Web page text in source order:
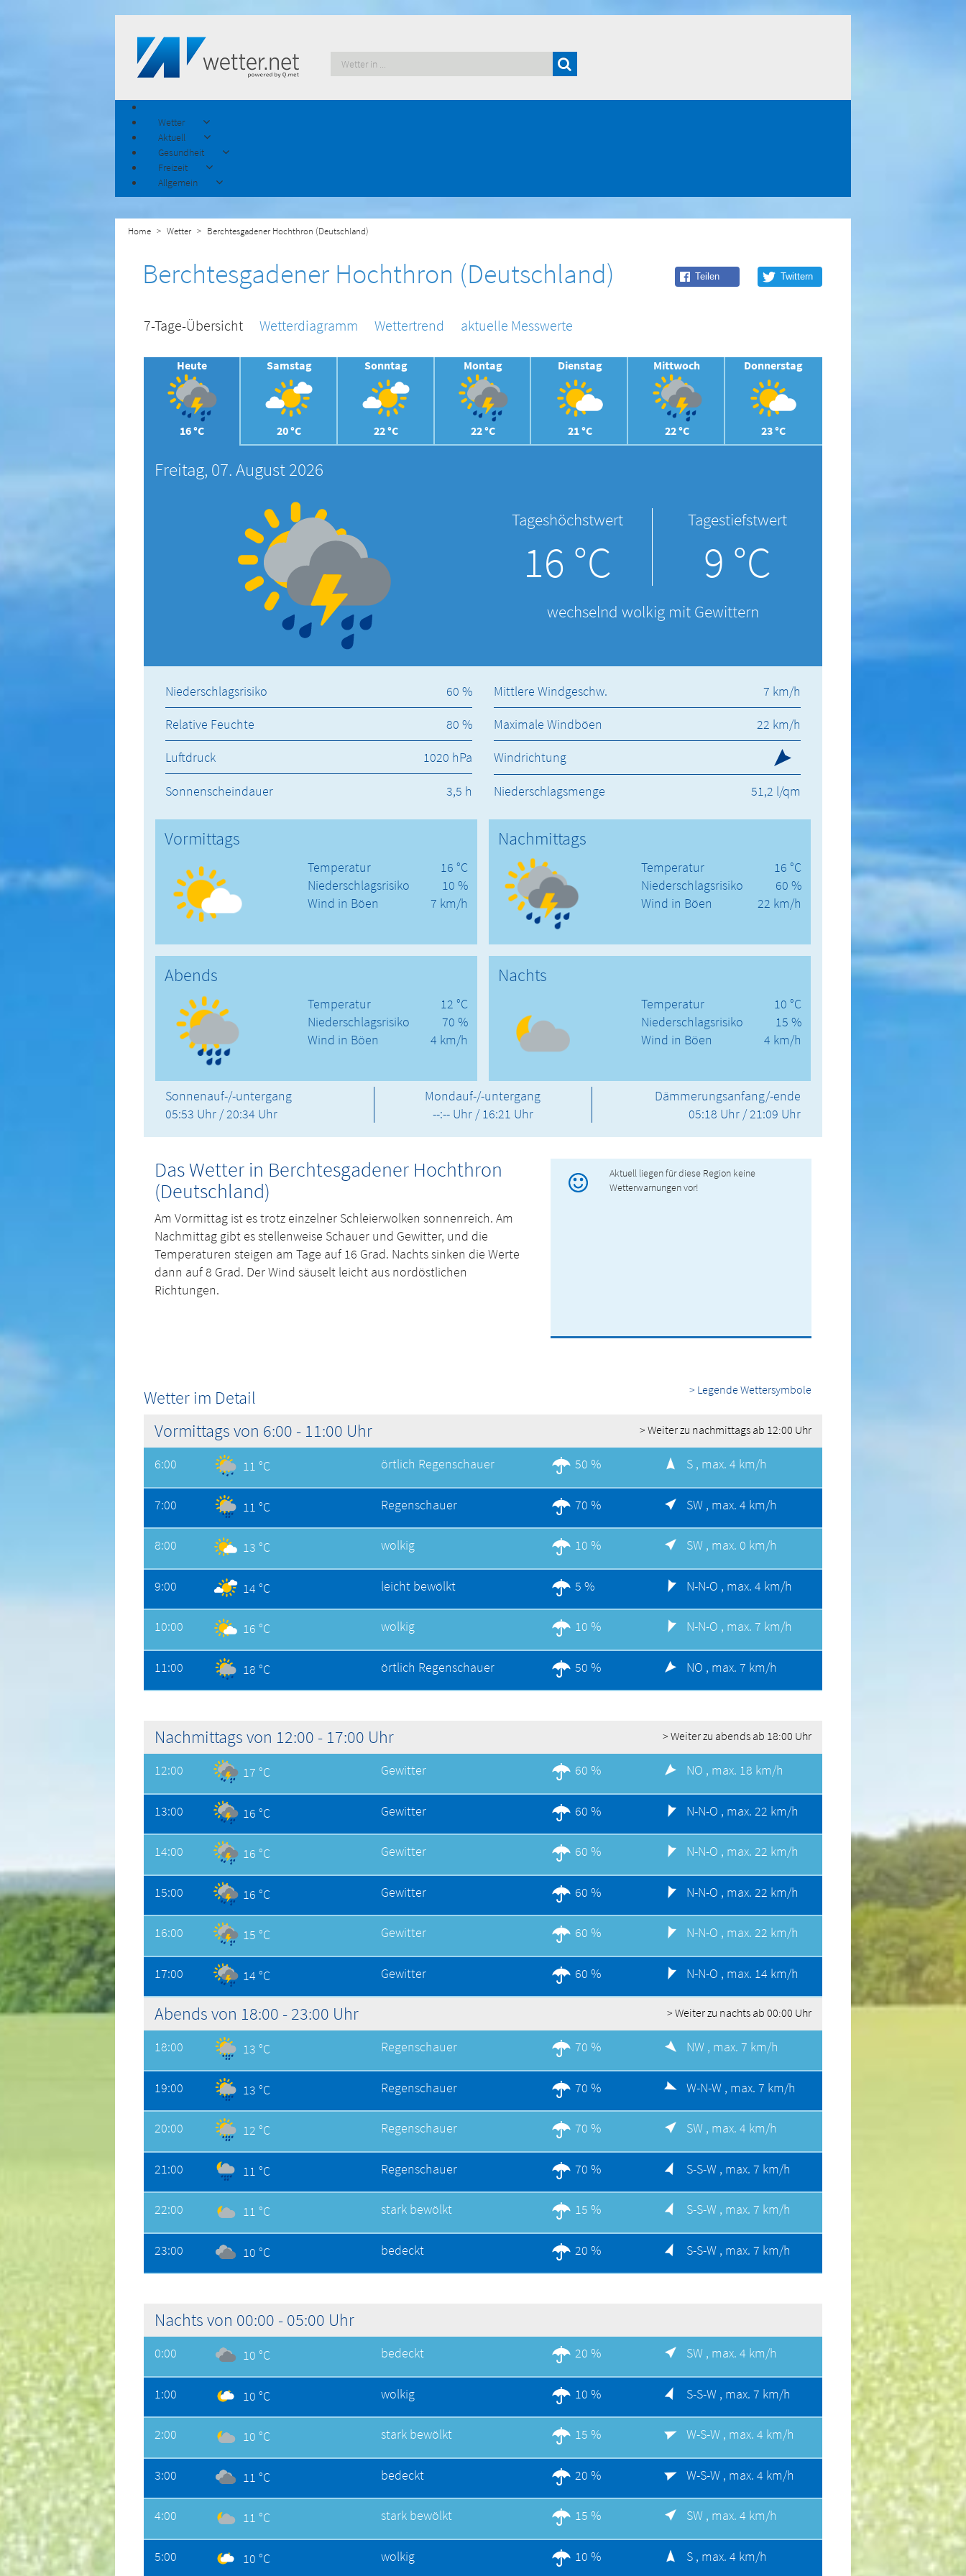
Wetter
Aktuell
Gesundheit
Freizeit
Allgemein
Home Wetter Berchtesgadener Hochthron (Deutschland)
Berchtesgadener Hochthron (Deutschland)
7-Tage-Übersicht Wetterdiagramm Wettertrend aktuelle Messwerte
Heute
16 °C
Samstag
20 °C
Sonntag
22 °C
Montag
22 °C
Dienstag
21 °C
Mittwoch
22 °C
Donnerstag
23 °C
Freitag, 07. August 2026
Tageshöchstwert
16 °C
Tagestiefstwert
9 °C
wechselnd wolkig mit Gewittern
Niederschlagsrisiko 60 % Mittlere Windgeschw.
7 km/h
Relative Feuchte
80 % Maximale Windböen
22 km/h
Luftdruck
1020 hPa Windrichtung
Sonnenscheindauer 3,5 h Niederschlagsmenge 51,2 l/qm
Vormittags
Temperatur
Niederschlagsrisiko
Wind in Böen
16 °C
10 %
7 km/h
Nachmittags
Temperatur
Niederschlagsrisiko
Wind in Böen
16 °C
60 %
22 km/h
Abends
Temperatur
Niederschlagsrisiko
Wind in Böen
12 °C
70 %
4 km/h
Nachts
Temperatur
Niederschlagsrisiko
Wind in Böen
10 °C
15 %
4 km/h
Sonnenauf-/-untergang
05:53 Uhr / 20:34 Uhr
Mondauf-/-untergang
--:-- Uhr / 16:21 Uhr
Dämmerungsanfang/-ende
05:18 Uhr / 21:09 Uhr
Das Wetter in Berchtesgadener Hochthron
(Deutschland)
Am Vormittag ist es trotz einzelner Schleierwolken sonnenreich. Am
Nachmittag gibt es stellenweise Schauer und Gewitter, und die
Temperaturen steigen am Tage auf 16 Grad. Nachts sinken die Werte
dann auf 8 Grad. Der Wind säuselt leicht aus nordöstlichen
Richtungen.
Aktuell liegen für diese Region keine
Wetterwarnungen vor!
Wetter im Detail > Legende Wettersymbole
Vormittags von 6:00 - 11:00 Uhr > Weiter zu nachmittags ab 12:00 Uhr
6:00 11 °C örtlich Regenschauer 50 % S , max. 4 km/h
7:00 11 °C Regenschauer 70 % SW , max. 4 km/h
8:00 13 °C wolkig 10 % SW , max. 0 km/h
9:00 14 °C leicht bewölkt 5 % N-N-O , max. 4 km/h
10:00 16 °C wolkig 10 % N-N-O , max. 7 km/h
11:00 18 °C örtlich Regenschauer 50 % NO , max. 7 km/h
Nachmittags von 12:00 - 17:00 Uhr > Weiter zu abends ab 18:00 Uhr
12:00 17 °C Gewitter 60 % NO , max. 18 km/h
13:00 16 °C Gewitter 60 % N-N-O , max. 22 km/h
14:00 16 °C Gewitter 60 % N-N-O , max. 22 km/h
15:00 16 °C Gewitter 60 % N-N-O , max. 22 km/h
16:00 15 °C Gewitter 60 % N-N-O , max. 22 km/h
17:00 14 °C Gewitter 60 % N-N-O , max. 14 km/h
Abends von 18:00 - 23:00 Uhr > Weiter zu nachts ab 00:00 Uhr
18:00 13 °C Regenschauer 70 % NW , max. 7 km/h
19:00 13 °C Regenschauer 70 % W-N-W , max. 7 km/h
20:00 12 °C Regenschauer 70 % SW , max. 4 km/h
21:00 11 °C Regenschauer 70 % S-S-W , max. 7 km/h
22:00 11 °C stark bewölkt 15 % S-S-W , max. 7 km/h
23:00 10 °C bedeckt 20 % S-S-W , max. 7 km/h
Nachts von 00:00 - 05:00 Uhr
0:00 10 °C bedeckt 20 % SW , max. 4 km/h
1:00 10 °C wolkig 10 % S-S-W , max. 7 km/h
2:00 10 °C stark bewölkt 15 % W-S-W , max. 4 km/h
3:00 11 °C bedeckt 20 % W-S-W , max. 4 km/h
4:00 11 °C stark bewölkt 15 % SW , max. 4 km/h
5:00 10 °C wolkig 10 % S , max. 4 km/h